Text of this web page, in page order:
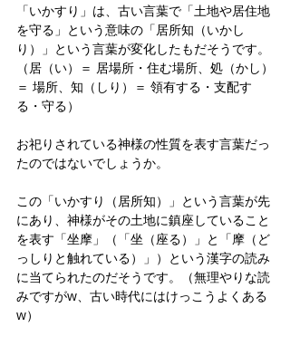
「いかすり」は、古い言葉で「土地や居住地
を守る」という意味の「居所知（いかし
り）」という言葉が変化したもだそうです。
（居（い）＝ 居場所・住む場所、処（かし）
＝ 場所、知（しり）＝ 領有する・支配す
る・守る）
お祀りされている神様の性質を表す言葉だっ
たのではないでしょうか。
この「いかすり（居所知）」という言葉が先
にあり、神様がその土地に鎮座していること
を表す「坐摩」（「坐（座る）」と「摩（ど
っしりと触れている）」）という漢字の読み
に当てられたのだそうです。（無理やりな読
みですがw、古い時代にはけっこうよくある
w）